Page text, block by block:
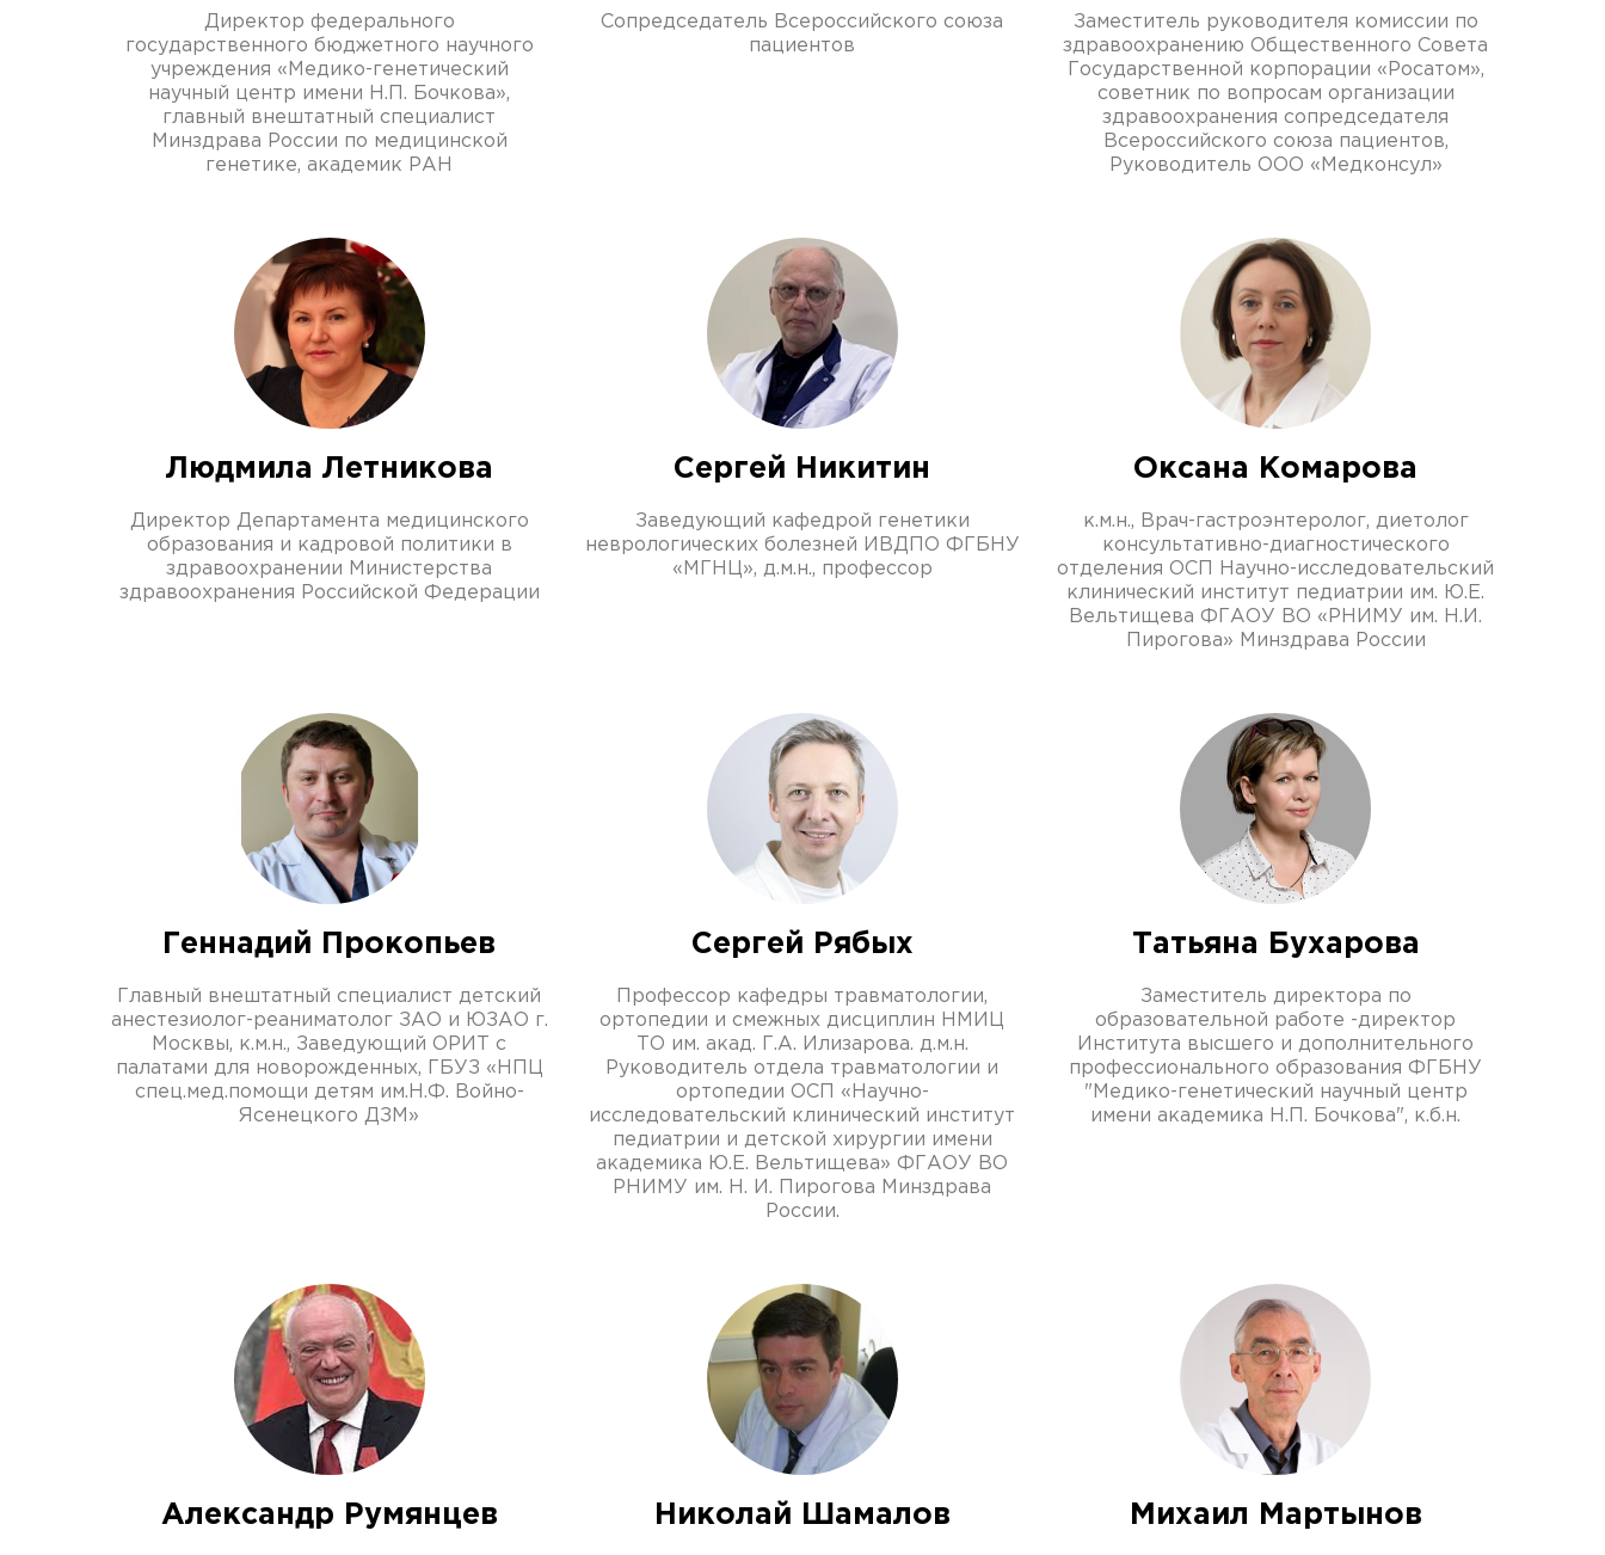
Директор федерального
государственного бюджетного научного
учреждения «Медико-генетический
научный центр имени Н.П. Бочкова»,
главный внештатный специалист
Минздрава России по медицинской
генетике, академик РАН
Сопредседатель Всероссийского союза
пациентов
Заместитель руководителя комиссии по
здравоохранению Общественного Совета
Государственной корпорации «Росатом»,
советник по вопросам организации
здравоохранения сопредседателя
Всероссийского союза пациентов,
Руководитель ООО «Медконсул»
Людмила Летникова
Директор Департамента медицинского
образования и кадровой политики в
здравоохранении Министерства
здравоохранения Российской Федерации
Сергей Никитин
Заведующий кафедрой генетики
неврологических болезней ИВДПО ФГБНУ
«МГНЦ», д.м.н., профессор
Оксана Комарова
к.м.н., Врач-гастроэнтеролог, диетолог
консультативно-диагностического
отделения ОСП Научно-исследовательский
клинический институт педиатрии им. Ю.Е.
Вельтищева ФГАОУ ВО «РНИМУ им. Н.И.
Пирогова» Минздрава России
Геннадий Прокопьев
Главный внештатный специалист детский
анестезиолог-реаниматолог ЗАО и ЮЗАО г.
Москвы, к.м.н., Заведующий ОРИТ с
палатами для новорожденных, ГБУЗ «НПЦ
спец.мед.помощи детям им.Н.Ф. Войно-
Ясенецкого ДЗМ»
Сергей Рябых
Профессор кафедры травматологии,
ортопедии и смежных дисциплин НМИЦ
ТО им. акад. Г.А. Илизарова. д.м.н.
Руководитель отдела травматологии и
ортопедии ОСП «Научно-
исследовательский клинический институт
педиатрии и детской хирургии имени
академика Ю.Е. Вельтищева» ФГАОУ ВО
РНИМУ им. Н. И. Пирогова Минздрава
России.
Татьяна Бухарова
Заместитель директора по
образовательной работе -директор
Института высшего и дополнительного
профессионального образования ФГБНУ
"Медико-генетический научный центр
имени академика Н.П. Бочкова", к.б.н.
Александр Румянцев Николай Шамалов Михаил Мартынов